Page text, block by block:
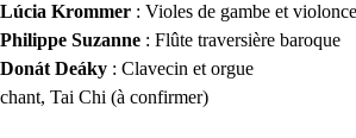
Lúcia Krommer : Violes de gambe et
Philippe Suzanne : Flûte traversière baroque
Donát Deáky : Clavecin et orgue
chant, Tai Chi (à confirmer)